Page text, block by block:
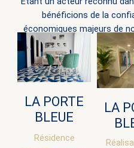
bénéficions de la
économiques majeurs de
LA PORTE
BLEUE
Résidence
LA